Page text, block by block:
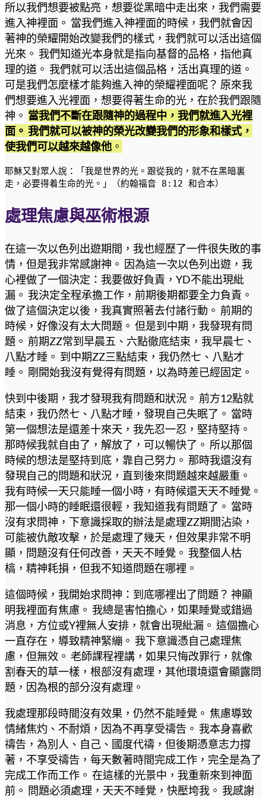
所以我們想要被點亮，想要從黑暗中走出來，我們需要
進入神裡面。 當我們進入神裡面的時候，我們就會因
著神的榮耀開始改變我們的樣式，我們就可以活出這個
光來。 我們知道光本身就是指向基督的品格，指他真
理的道。 我們就可以活出這個品格，活出真理的道。
可是我們怎麼樣才能夠進入神的榮耀裡面呢？ 原來我
們想要進入光裡面，想要得著生命的光，在於我們跟隨
神。 當我們不斷在跟隨神的過程中，我們就進入光裡
面。 我們就可以被神的榮光改變我們的形象和樣式，
使我們可以越來越像他。
耶穌又對眾人說：「我是世界的光。跟從我的，就不在黑暗裏
走，必要得着生命的光。」（約翰福音 8:12 和合本）
處理焦慮與巫術根源
在這一次以色列出遊期間，我也經歷了一件很失敗的事
情，但是我非常感謝神。 因為這一次以色列出遊，我
心裡做了一個決定：我要做好負責，YD不能出現紕
漏。 我決定全程承擔工作，前期後期都要全力負責。
做了這個決定以後，我真實照著去付諸行動。 前期的
時候，好像沒有太大問題。 但是到中期，我發現有問
題。 前期ZZ常到早晨五、六點徹底結束，我早晨七、
八點才睡。 到中期ZZ三點結束，我仍然七、八點才
睡。 剛開始我沒有覺得有問題，以為時差已經固定。
快到中後期，我才發現我有問題和狀況。 前方12點就
結束，我仍然七、八點才睡，發現自己失眠了。 當時
第一個想法是還差十來天，我先忍一忍，堅持堅持。
那時候我就自由了，解放了，可以暢快了。 所以那個
時候的想法是堅持到底，靠自己努力。 那時我還沒有
發現自己的問題和狀況，直到後來問題越來越嚴重。
我有時候一天只能睡一個小時，有時候還天天不睡覺。
那一個小時的睡眠還很輕，我知道我有問題了。 當時
沒有求問神，下意識採取的辦法是處理ZZ期間沾染，
可能被仇敵攻擊，於是處理了幾天，但效果非常不明
顯，問題沒有任何改善，天天不睡覺。 我整個人枯
槁，精神耗損，但我不知道問題在哪裡。
這個時候，我開始求問神：到底哪裡出了問題？ 神顯
明我裡面有焦慮。 我總是害怕擔心，如果睡覺或錯過
消息，方位或Y裡無人安排，就會出現紕漏。 這個擔心
一直存在，導致精神緊繃。 我下意識憑自己處理焦
慮，但無效。 老師課程裡講，如果只悔改罪行，就像
割春天的草一樣，根部沒有處理，其他環境還會顯露問
題，因為根的部分沒有處理。
我處理那段時間沒有效果，仍然不能睡覺。 焦慮導致
情緒焦灼、不耐煩，因為不再享受禱告。 我本身喜歡
禱告，為別人、自己、國度代禱，但後期憑意志力撐
著，不享受禱告，每天數著時間完成工作，完全是為了
完成工作而工作。 在這樣的光景中，我重新來到神面
前。 問題必須處理，天天不睡覺，快壓垮我。 我感謝